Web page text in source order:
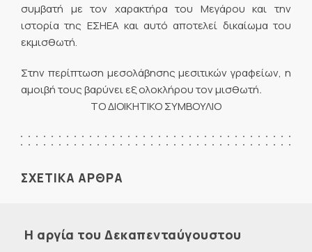
συμβατή με τον χαρακτήρα του Μεγάρου και την
ιστορία της ΕΣΗΕΑ και αυτό αποτελεί δικαίωμα του
εκμισθωτή.
Στην περίπτωση μεσολάβησης μεσιτικών γραφείων, η
αμοιβή τους βαρύνει εξ ολοκλήρου τον μισθωτή.
ΤΟ ΔΙΟΙΚΗΤΙΚΟ ΣΥΜΒΟΥΛΙΟ
ΣΧΕΤΙΚΑ ΑΡΘΡΑ
Η αργία του Δεκαπενταύγουστου